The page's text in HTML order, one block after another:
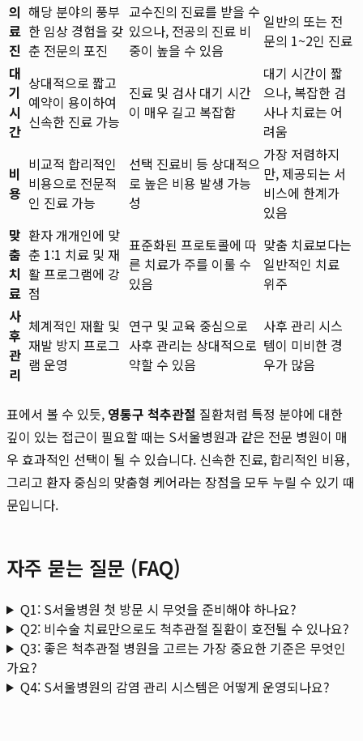
의
료
진
해당 분야의 풍부
한 임상 경험을 갖
춘 전문의 포진
교수진의 진료를 받을 수
있으나, 전공의 진료 비
중이 높을 수 있음
일반의 또는 전
문의 1~2인 진료
대
기
시
간
상대적으로 짧고
예약이 용이하여
신속한 진료 가능
진료 및 검사 대기 시간
이 매우 길고 복잡함
대기 시간이 짧
으나, 복잡한 검
사나 치료는 어
려움
비
용
비교적 합리적인
비용으로 전문적
인 진료 가능
선택 진료비 등 상대적으
로 높은 비용 발생 가능
성
가장 저렴하지
만, 제공되는 서
비스에 한계가
있음
맞
춤
치
료
환자 개개인에 맞
춘 1:1 치료 및 재
활 프로그램에 강
점
표준화된 프로토콜에 따
른 치료가 주를 이룰 수
있음
맞춤 치료보다는
일반적인 치료
위주
사
후
관
리
체계적인 재활 및
재발 방지 프로그
램 운영
연구 및 교육 중심으로
사후 관리는 상대적으로
약할 수 있음
사후 관리 시스
템이 미비한 경
우가 많음
표에서 볼 수 있듯, 영통구 척추관절 질환처럼 특정 분야에 대한
깊이 있는 접근이 필요할 때는 S서울병원과 같은 전문 병원이 매
우 효과적인 선택이 될 수 있습니다. 신속한 진료, 합리적인 비용,
그리고 환자 중심의 맞춤형 케어라는 장점을 모두 누릴 수 있기 때
문입니다.
자주 묻는 질문 (FAQ)
Q1: S서울병원 첫 방문 시 무엇을 준비해야 하나요?
Q2: 비수술 치료만으로도 척추관절 질환이 호전될 수 있나요?
Q3: 좋은 척추관절 병원을 고르는 가장 중요한 기준은 무엇인
가요?
Q4: S서울병원의 감염 관리 시스템은 어떻게 운영되나요?